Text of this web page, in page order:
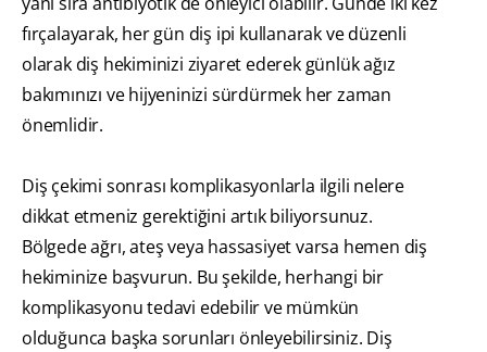
fırçalayarak, her gün diş ipi kullanarak ve düzenli
olarak diş hekiminizi ziyaret ederek günlük ağız
bakımınızı ve hijyeninizi sürdürmek her zaman
önemlidir.
Diş çekimi sonrası komplikasyonlarla ilgili nelere
dikkat etmeniz gerektiğini artık biliyorsunuz.
Bölgede ağrı, ateş veya hassasiyet varsa hemen diş
hekiminize başvurun. Bu şekilde, herhangi bir
komplikasyonu tedavi edebilir ve mümkün
olduğunca başka sorunları önleyebilirsiniz. Diş